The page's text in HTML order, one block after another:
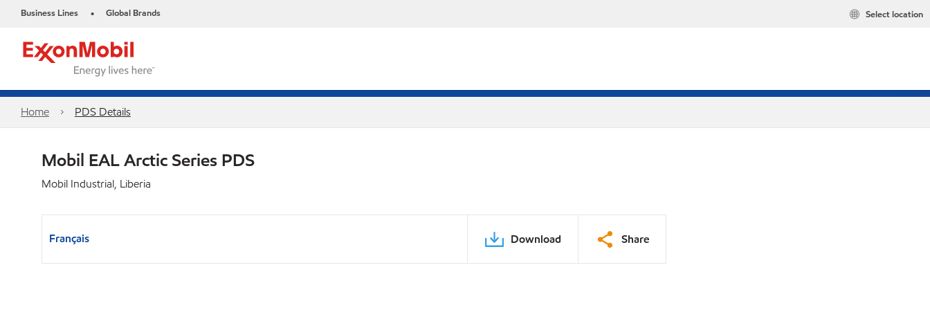
Business Lines • Global Brands Select location
Home PDS Details
Mobil EAL Arctic Series PDS
Mobil Industrial, Liberia
Français Download Share